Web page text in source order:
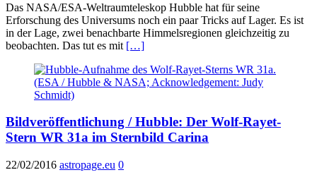
Das NASA/ESA-Weltraumteleskop Hubble hat für seine
Erforschung des Universums noch ein paar Tricks auf Lager. Es ist
in der Lage, zwei benachbarte Himmelsregionen gleichzeitig zu
beobachten. Das tut es mit […]
Bildveröffentlichung / Hubble: Der Wolf-Rayet-
Stern WR 31a im Sternbild Carina
22/02/2016 astropage.eu 0